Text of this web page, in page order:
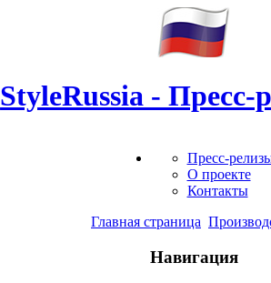
StyleRussia - Пресс-
Пресс-
О проекте
Контакты
Главная страница
Навигация